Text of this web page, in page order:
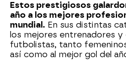
Estos prestigiosos
año a los mejores
mundial. En sus distintas
los mejores entrenadores y
futbolistas, tanto
así como al mejor gol del